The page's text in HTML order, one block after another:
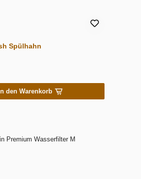
Spülhahn
In den Warenkorb